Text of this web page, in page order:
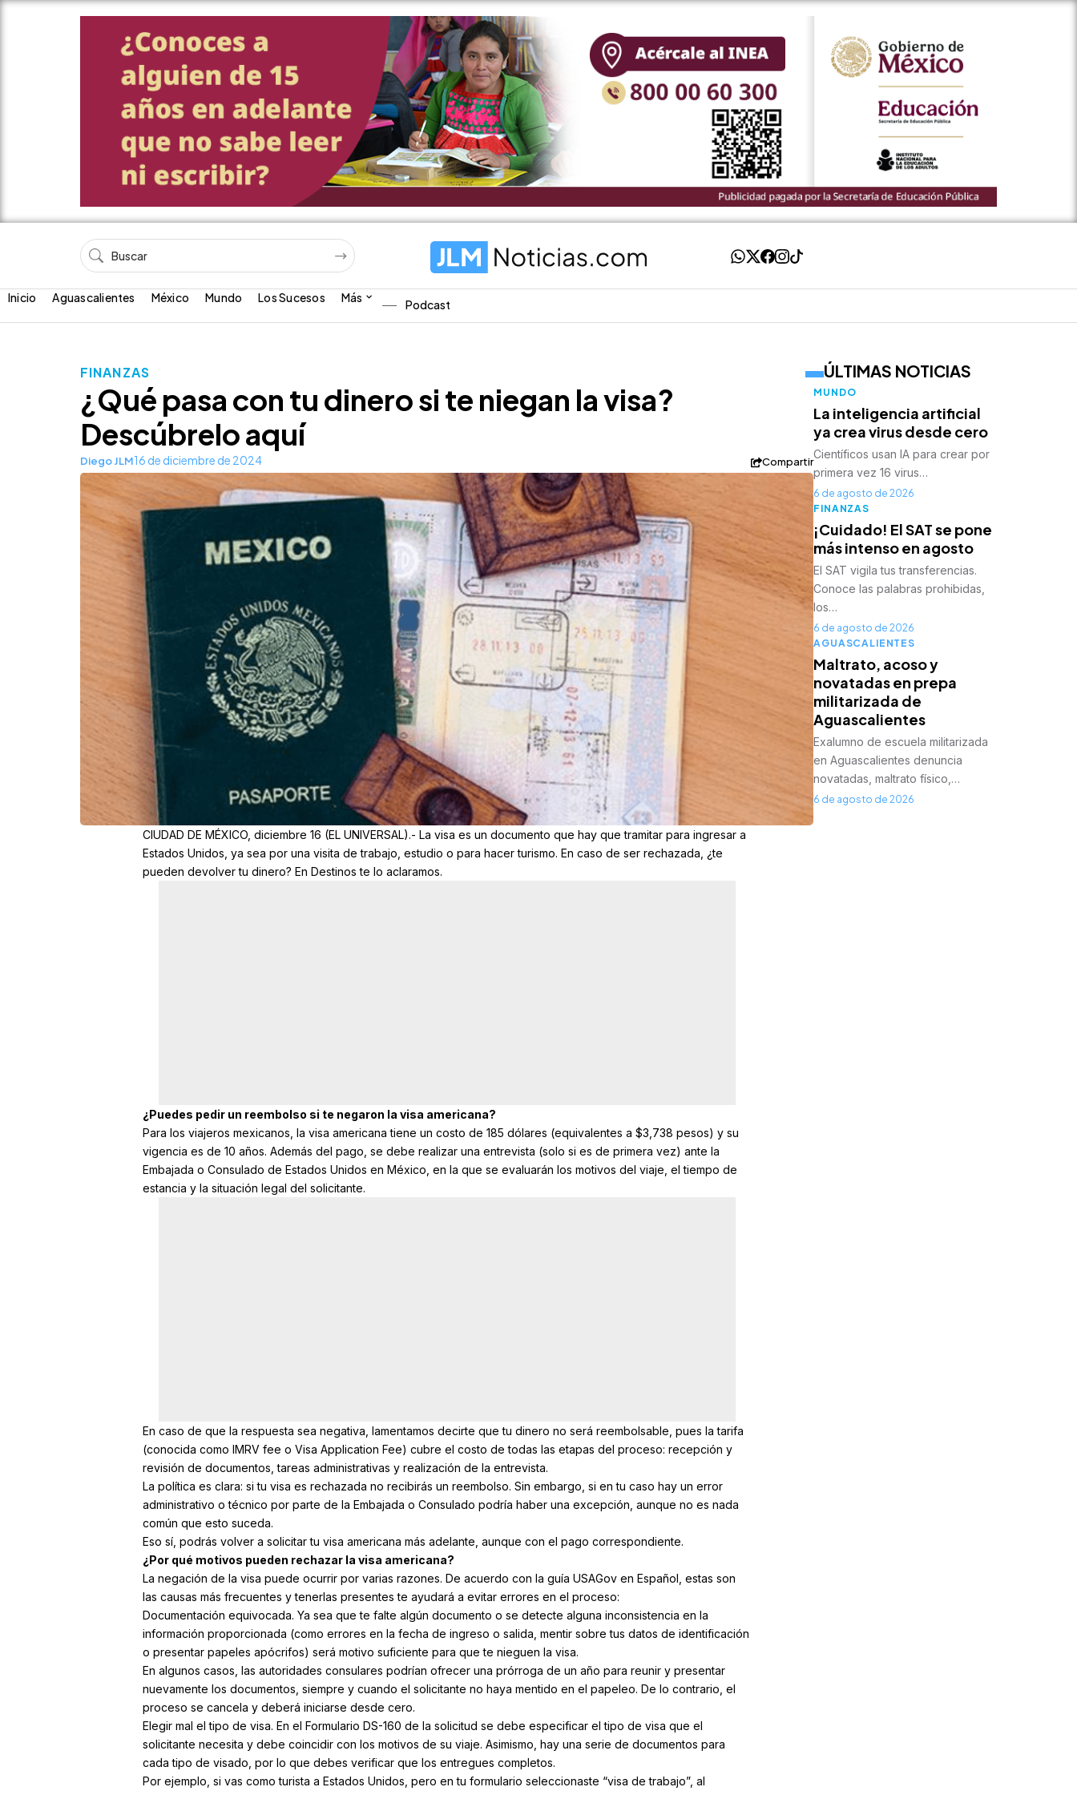
Inicio Aguascalientes México Mundo Los Sucesos Más Podcast
FINANZAS
¿Qué pasa con tu dinero si te niegan la visa?
Descúbrelo aquí
Diego JLM16 de diciembre de 2024 Compartir
CIUDAD DE MÉXICO, diciembre 16 (EL UNIVERSAL).- La visa es un documento que hay que tramitar para ingresar a
Estados Unidos, ya sea por una visita de trabajo, estudio o para hacer turismo. En caso de ser rechazada, ¿te
pueden devolver tu dinero? En Destinos te lo aclaramos.
¿Puedes pedir un reembolso si te negaron la visa americana?
Para los viajeros mexicanos, la visa americana tiene un costo de 185 dólares (equivalentes a $3,738 pesos) y su
vigencia es de 10 años. Además del pago, se debe realizar una entrevista (solo si es de primera vez) ante la
Embajada o Consulado de Estados Unidos en México, en la que se evaluarán los motivos del viaje, el tiempo de
estancia y la situación legal del solicitante.
En caso de que la respuesta sea negativa, lamentamos decirte que tu dinero no será reembolsable, pues la tarifa
(conocida como lMRV fee o Visa Application Fee) cubre el costo de todas las etapas del proceso: recepción y
revisión de documentos, tareas administrativas y realización de la entrevista.
La política es clara: si tu visa es rechazada no recibirás un reembolso. Sin embargo, si en tu caso hay un error
administrativo o técnico por parte de la Embajada o Consulado podría haber una excepción, aunque no es nada
común que esto suceda.
Eso sí, podrás volver a solicitar tu visa americana más adelante, aunque con el pago correspondiente.
¿Por qué motivos pueden rechazar la visa americana?
La negación de la visa puede ocurrir por varias razones. De acuerdo con la guía USAGov en Español, estas son
las causas más frecuentes y tenerlas presentes te ayudará a evitar errores en el proceso:
Documentación equivocada. Ya sea que te falte algún documento o se detecte alguna inconsistencia en la
información proporcionada (como errores en la fecha de ingreso o salida, mentir sobre tus datos de identificación
o presentar papeles apócrifos) será motivo suficiente para que te nieguen la visa.
En algunos casos, las autoridades consulares podrían ofrecer una prórroga de un año para reunir y presentar
nuevamente los documentos, siempre y cuando el solicitante no haya mentido en el papeleo. De lo contrario, el
proceso se cancela y deberá iniciarse desde cero.
Elegir mal el tipo de visa. En el Formulario DS-160 de la solicitud se debe especificar el tipo de visa que el
solicitante necesita y debe coincidir con los motivos de su viaje. Asimismo, hay una serie de documentos para
cada tipo de visado, por lo que debes verificar que los entregues completos.
Por ejemplo, si vas como turista a Estados Unidos, pero en tu formulario seleccionaste “visa de trabajo”, al
ÚLTIMAS NOTICIAS
MUNDO
La inteligencia artificial
ya crea virus desde cero
Científicos usan IA para crear por
primera vez 16 virus…
6 de agosto de 2026
FINANZAS
¡Cuidado! El SAT se pone
más intenso en agosto
El SAT vigila tus transferencias.
Conoce las palabras prohibidas,
los…
6 de agosto de 2026
AGUASCALIENTES
Maltrato, acoso y
novatadas en prepa
militarizada de
Aguascalientes
Exalumno de escuela militarizada
en Aguascalientes denuncia
novatadas, maltrato físico,…
6 de agosto de 2026